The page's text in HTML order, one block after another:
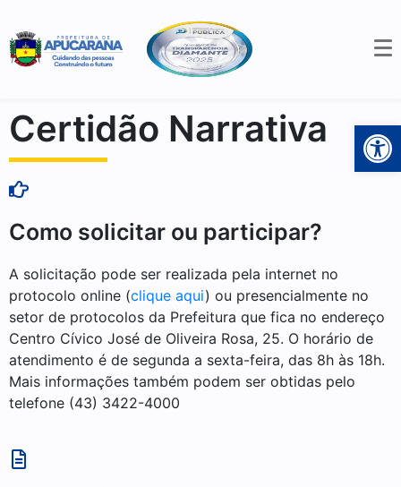
Certidão Narrativa
Como solicitar ou participar?
A solicitação pode ser realizada pela internet no
protocolo online (clique aqui) ou presencialmente no
setor de protocolos da Prefeitura que fica no endereço
Centro Cívico José de Oliveira Rosa, 25. O horário de
atendimento é de segunda a sexta-feira, das 8h às 18h.
Mais informações também podem ser obtidas pelo
telefone (43) 3422-4000